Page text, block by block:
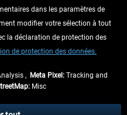
DERNIÈRES
aucune description contraire.
dans les paramètres de
modifier votre sélection à tout
la déclaration de protection des
de protection des données.
, Meta Pixel: Tracking and
Misc